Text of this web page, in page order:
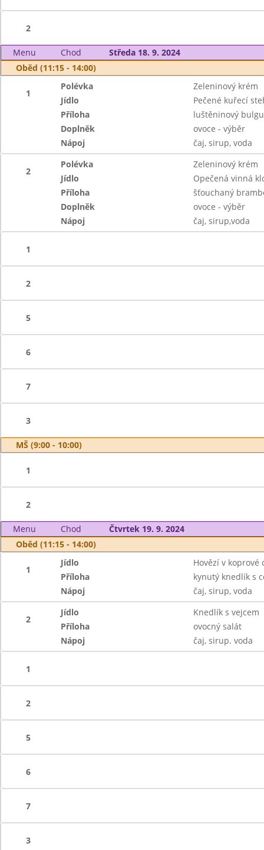
2
Menu Chod
Středa 18. 9. 2024
Oběd (11:15 - 14:00)
1
Polévka
Zeleninový krém
Jídlo
Pečené kuřecí
Příloha
luštěninový
Doplněk
ovoce - výběr
Nápoj
čaj, sirup, voda
2
Polévka
Zeleninový krém
Jídlo
Opečená vinná
Příloha
šťouchaný
Doplněk
ovoce - výběr
Nápoj
čaj, sirup,voda
1
2
5
6
7
3
MŠ (9:00 - 10:00)
1
2
Menu Chod
Čtvrtek 19. 9. 2024
Oběd (11:15 - 14:00)
1
Jídlo
Hovězí v koprové
Příloha
kynutý knedlík s
Nápoj
čaj, sirup, voda
2
Jídlo
Knedlík s vejcem
Příloha
ovocný salát
Nápoj
čaj, sirup. voda
1
2
5
6
7
3